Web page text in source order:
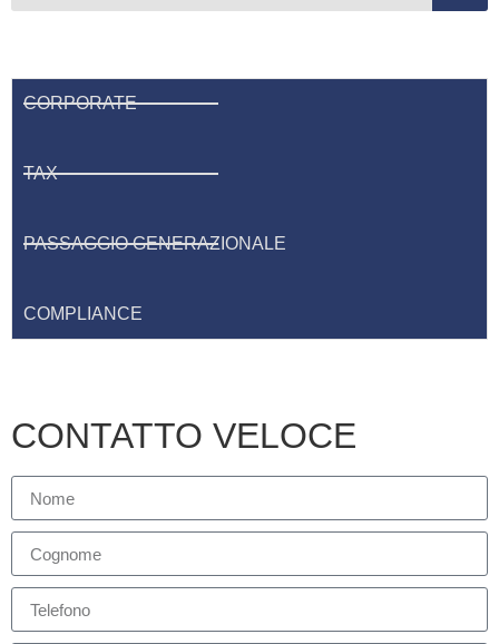
CORPORATE
TAX
PASSAGGIO GENERAZIONALE
COMPLIANCE
CONTATTO VELOCE